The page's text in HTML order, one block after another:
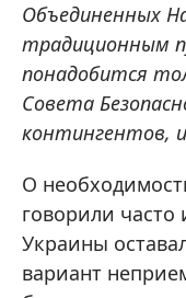
Объединенных
традиционным
понадобится
Совета
контингентов,
О
говорили
Украины
вариант